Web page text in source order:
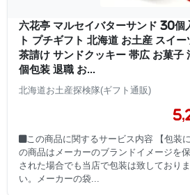
六花亭 マルセイバターサンド 30
ト プチギフト 北海道 お土産 スイ
茶請け サンドクッキー 帯広 お菓子
個包装 退職 お...
北海道お土産探検隊(ギフト通販)
■この商品に関するサービス内容 【包装
の商品はメーカーのブランドイメージを
された場合でも当店で包装は致しており
い。メーカーの袋...